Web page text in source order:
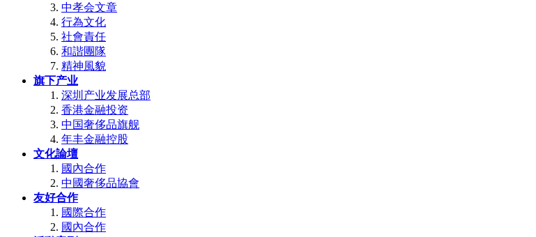
中孝会文章
行為文化
社會責任
和諧團隊
精神風貌
旗下产业
深圳产业发展总部
香港金融投资
中国奢侈品旗舰
年丰金融控股
文化論壇
國內合作
中國奢侈品協會
友好合作
國際合作
國內合作